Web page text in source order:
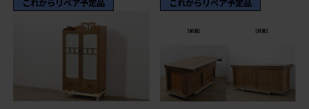
これからリペア予定品 これからリペア予定品